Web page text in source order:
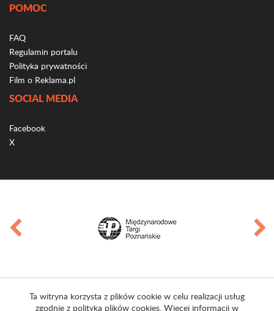
POMOC
FAQ
Regulamin portalu
Polityka prywatności
Film o Reklama.pl
SOCIAL MEDIA
Facebook
X
Ta witryna korzysta z plików cookie w celu realizacji usług
zgodnie z polityką plików cookies. Więcej informacji w